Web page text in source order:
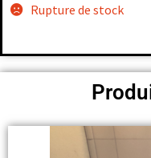
Rupture de stock